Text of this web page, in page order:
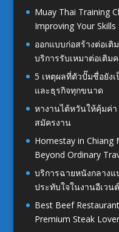
Muay Thai Training
Improving Your Skills
ออกแบบก่อสร้างต่อเติ
บริการรับเหมาต่อเติม
5 เหตุผลที่ตัวปั๊มชื่อยั
และธุรกิจทุกขนาด
หางานไต้หวันให้คุ้มค่
สมัครงาน
Homestay in Chiang
Beyond Ordinary
บริการฉายหนังกลาง
ประทับใจในงานอีเวน
Best Beef
Premium Steak